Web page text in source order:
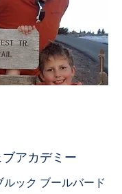
アカデミー
ック ブールバード